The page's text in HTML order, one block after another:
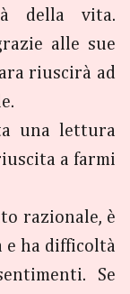
della vita.
alle sue
riuscirà ad
una lettura
a farmi
razionale, è
e ha difficoltà
Se